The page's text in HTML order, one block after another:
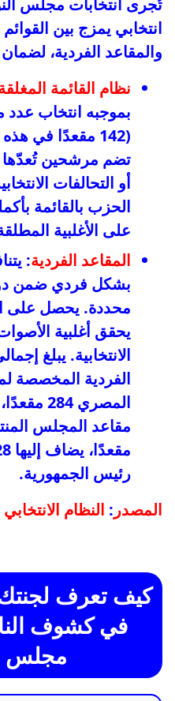
تُجرى انتخابات مجلس
انتخابي يمزج بين
والمقاعد الفردية،
نظام القائمة
بموجبه انتخاب عدد
(142 مقعدًا في
تضم مرشحين تُعدّها
أو التحالفات
الحزب بالقائمة
على الأغلبية
المقاعد الفردية:
بشكل فردي ضمن
محددة. يحصل على
يحقق أغلبية
الانتخابية. يبلغ
الفردية المخصصة
المصري
رئيس الجمهورية.
المصدر : النظام
كيف تعرف لجنتك
في كشوف
مجلس